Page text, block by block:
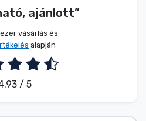
ajánlott”
vásárlás és
alapján
/ 5